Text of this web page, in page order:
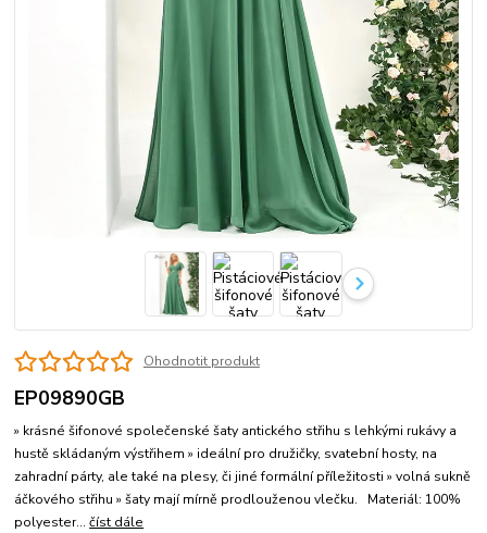
Ohodnotit produkt
EP09890GB
» krásné šifonové společenské šaty antického střihu s lehkými rukávy a
hustě skládaným výstřihem » ideální pro družičky, svatební hosty, na
zahradní párty, ale také na plesy, či jiné formální příležitosti » volná sukně
áčkového střihu » šaty mají mírně prodlouženou vlečku. Materiál: 100%
polyester...číst dále